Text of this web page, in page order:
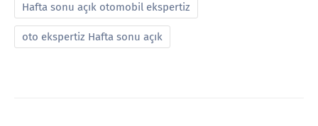
Hafta sonu açık otomobil ekspertiz
oto ekspertiz Hafta sonu açık